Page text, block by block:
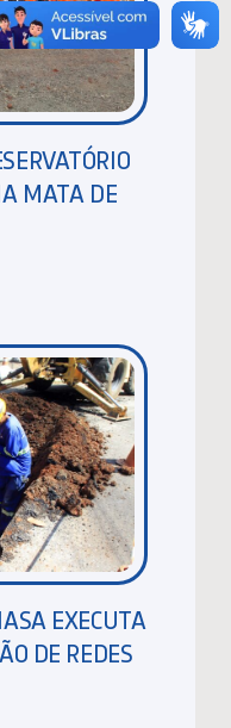
MATA DE
EXECUTA
DE REDES